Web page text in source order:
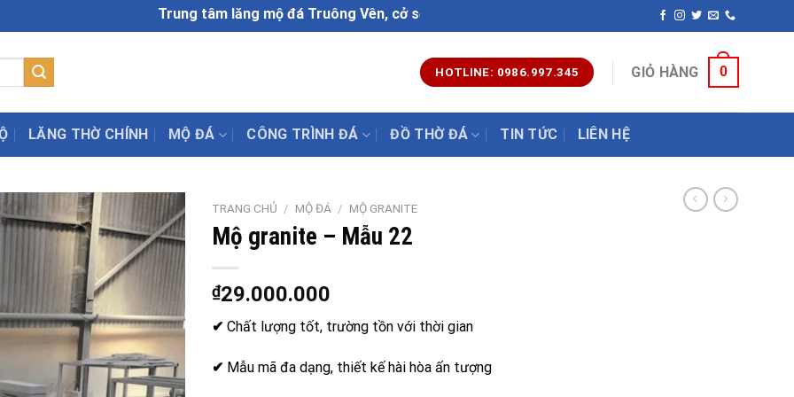
Trung tâm lăng mộ đá Truông Vên, cở sở chế tác đá mỹ nghệ uy tín chất lượng nhất hiện nay. Hotline:
HOTLINE: 0986.997.345 GIỎ HÀNG 0
LĂNG THỜ CHÍNH MỘ ĐÁ CÔNG TRÌNH ĐÁ ĐỒ THỜ ĐÁ TIN TỨC LIÊN HỆ
TRANG CHỦ / MỘ ĐÁ / MỘ GRANITE
Mộ granite – Mẫu 22
₫29.000.000
✔ Chất lượng tốt, trường tồn với thời gian
✔ Mẫu mã đa dạng, thiết kế hài hòa ấn tượng